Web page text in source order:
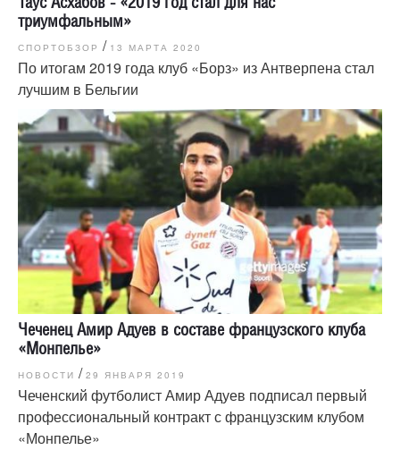
триумфальным»
СПОРТОБЗОР / 13 МАРТА 2020
По итогам 2019 года клуб «Борз» из Антверпена стал
лучшим в Бельгии
Чеченец Амир Адуев в составе французского клуба
«Монпелье»
НОВОСТИ / 29 ЯНВАРЯ 2019
Чеченский футболист Амир Адуев подписал первый
профессиональный контракт с французским клубом
«Монпелье»